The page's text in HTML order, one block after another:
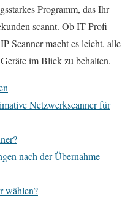
Programm, das Ihr
scannt. Ob IT-Profi
Scanner macht es leicht, alle
im Blick zu behalten.
Netzwerkscanner für
nach der Übernahme
wählen?